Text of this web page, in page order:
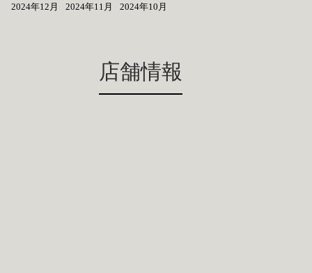
2024年12月
2024年11月 2024年10月
店舗情報